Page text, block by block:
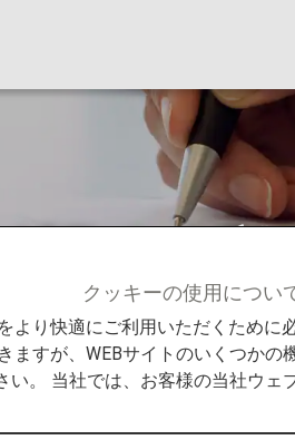
ラムの利
米国ビザ免除プログラムの利用条
改定およびテロリスト渡航防
クッキーの使用につい
より快適にご利用いただくため
ますが、WEBサイトのいくつか
い。 当社では、お客様の当社ウ